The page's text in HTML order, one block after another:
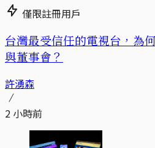
僅限註冊用戶
台灣最受信任的電視台，為
與董事會？
許湧森
2 小時前